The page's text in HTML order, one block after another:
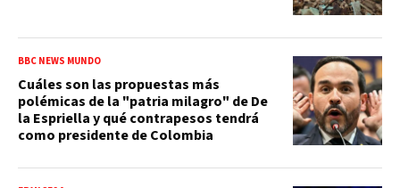
BBC NEWS MUNDO
Cuáles son las propuestas más
polémicas de la "patria milagro" de De
la Espriella y qué contrapesos tendrá
como presidente de Colombia